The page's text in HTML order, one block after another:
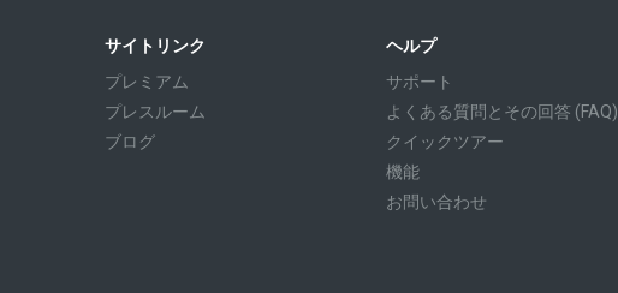
サイトリンク
プレミアム
プレスルーム
ブログ
ヘルプ
サポート
よくある質問とその回答 (FAQ)
クイックツアー
機能
お問い合わせ